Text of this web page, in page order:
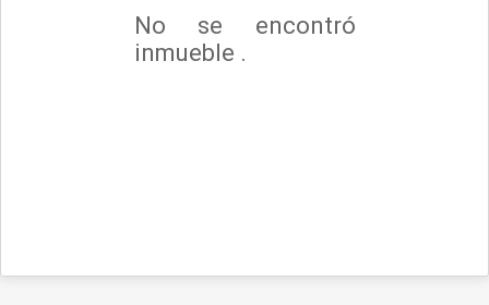
No se encontró
inmueble .